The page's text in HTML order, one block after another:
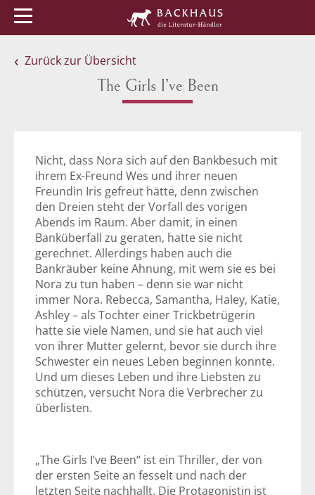
Zurück zur Übersicht
The Girls I’ve Been
Nicht, dass Nora sich auf den Bankbesuch mit
ihrem Ex-Freund Wes und ihrer neuen
Freundin Iris gefreut hätte, denn zwischen
den Dreien steht der Vorfall des vorigen
Abends im Raum. Aber damit, in einen
Banküberfall zu geraten, hatte sie nicht
gerechnet. Allerdings haben auch die
Bankräuber keine Ahnung, mit wem sie es bei
Nora zu tun haben – denn sie war nicht
immer Nora. Rebecca, Samantha, Haley, Katie,
Ashley – als Tochter einer Trickbetrügerin
hatte sie viele Namen, und sie hat auch viel
von ihrer Mutter gelernt, bevor sie durch ihre
Schwester ein neues Leben beginnen konnte.
Und um dieses Leben und ihre Liebsten zu
schützen, versucht Nora die Verbrecher zu
überlisten.
„The Girls I’ve Been“ ist ein Thriller, der von
der ersten Seite an fesselt und nach der
letzten Seite nachhallt. Die Protagonistin ist